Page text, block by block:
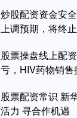
炒股配资资金安
上调预期，将终
股票操盘线上配
亏，HIV药物销售
股票配资常识 新
活力 寻合作机遇